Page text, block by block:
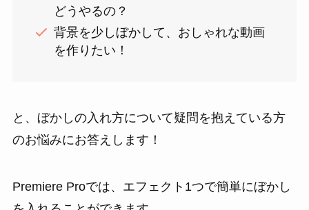
どうやるの？
背景を少しぼかして、おしゃれな動画
を作りたい！
と、ぼかしの入れ方について疑問を抱えている方
のお悩みにお答えします！
Premiere Proでは、エフェクト1つで簡単にぼかし